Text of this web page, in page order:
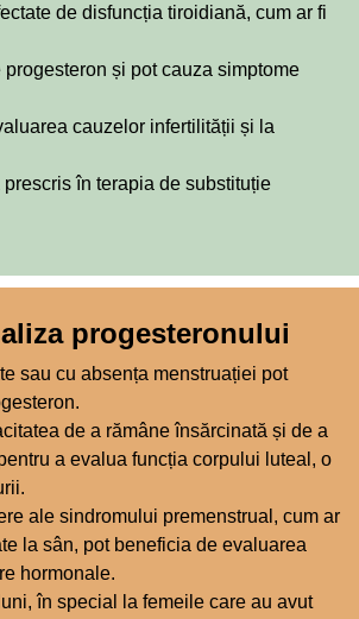
de disfuncția tiroidiană, cum ar fi
și pot cauza simptome
cauzelor infertilității și la
în terapia de substituție
progesteronului
sau cu absența menstruației pot
de a rămâne însărcinată și de a
a evalua funcția corpului luteal, o
ale sindromului premenstrual, cum ar
la sân, pot beneficia de evaluarea
hormonale.
în special la femeile care au avut